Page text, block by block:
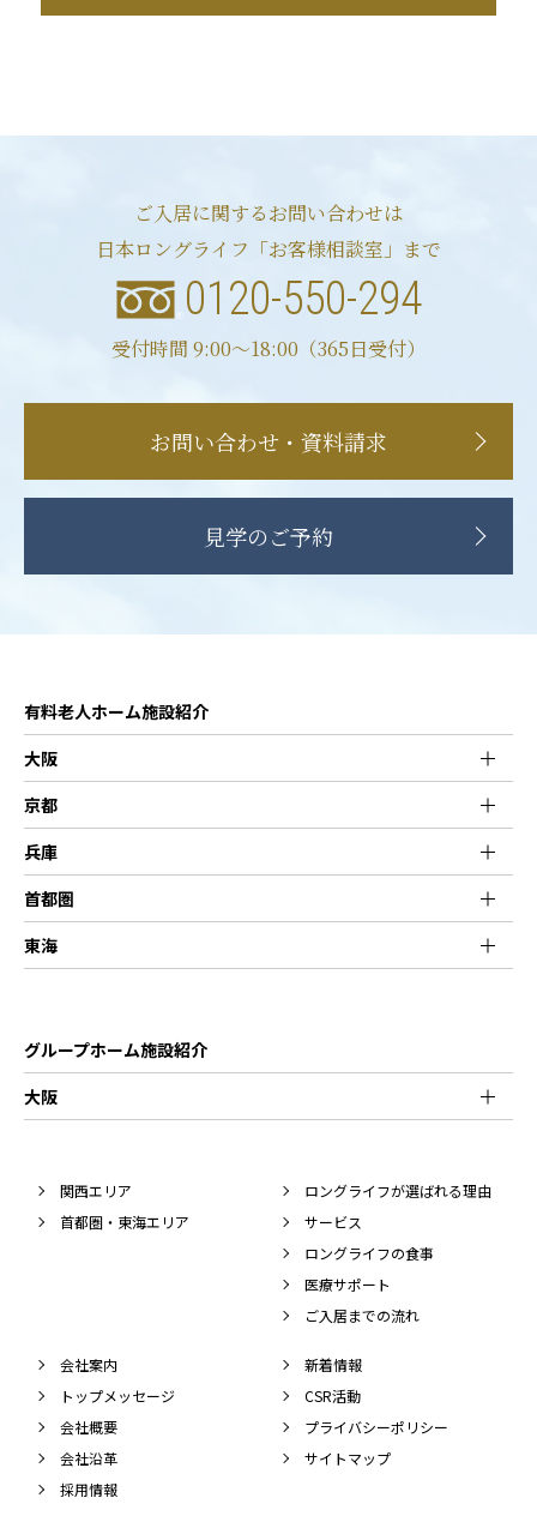
ご入居に関するお問い合わせは
日本ロングライフ「お客様相談室」まで
0120-550-294
受付時間 9:00〜18:00（365日受付）
お問い合わせ・資料請求
見学のご予約
有料老人ホーム施設紹介
大阪
京都
兵庫
首都圏
東海
グループホーム施設紹介
大阪
関西エリア
首都圏・東海エリア
ロングライフが選ばれる理由
サービス
ロングライフの食事
医療サポート
ご入居までの流れ
会社案内
トップメッセージ
会社概要
会社沿革
採用情報
新着情報
CSR活動
プライバシーポリシー
サイトマップ